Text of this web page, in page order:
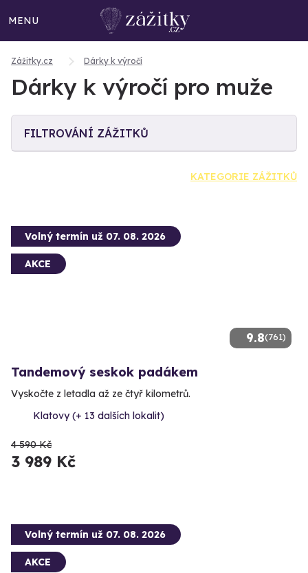
MENU
Zážitky.cz Dárky k výročí
Dárky k výročí pro muže
FILTROVÁNÍ ZÁŽITKŮ
KATEGORIE ZÁŽITKŮ
9.8(761)
Volný termín už 07. 08. 2026
AKCE
Tandemový seskok padákem
Vyskočte z letadla až ze čtyř kilometrů.
Klatovy (+ 13 dalších lokalit)
4 590 Kč
3 989 Kč
Volný termín už 07. 08. 2026
AKCE